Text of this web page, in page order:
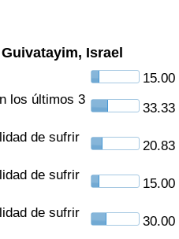
Israel
15.00
los últimos 3
33.33
de sufrir
20.83
de sufrir
15.00
de sufrir
30.00